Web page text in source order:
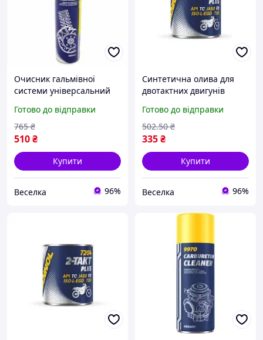
Очисник гальмівної
системи універсальний
жиру та олії авто та
техніки FLAME
Готово до відправки
510₴
765 ₴
Купити
Веселка 96%
Синтетична олива для
двотактних двигунів
100 мл захист чистота
двигуна FLAME
Готово до відправки
335₴
502.50 ₴
Купити
Веселка 96%